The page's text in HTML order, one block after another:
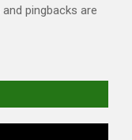
and pingbacks are